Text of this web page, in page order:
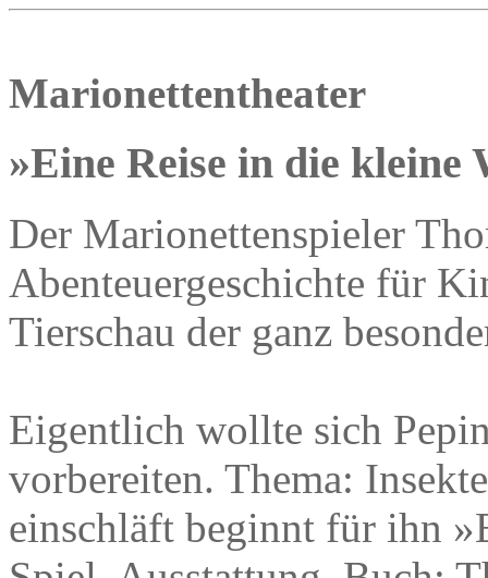
Marionettentheater
»Eine Reise in die kleine
Der Marionettenspieler
Abenteuergeschichte für
Tierschau der ganz
Eigentlich wollte sich
vorbereiten. Thema:
einschläft beginnt für ihn